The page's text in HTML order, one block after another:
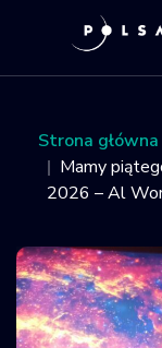
O Agencji
Misja
NSIS
Strona główna
Mamy
2026 – Al